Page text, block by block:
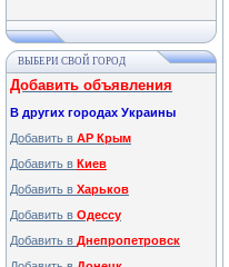
ВЫБЕРИ СВОЙ ГОРОД
Добавить объявления
В других городах Украины
Добавить в АР Крым
Добавить в Киев
Добавить в Харьков
Добавить в Одессу
Добавить в Днепропетровск